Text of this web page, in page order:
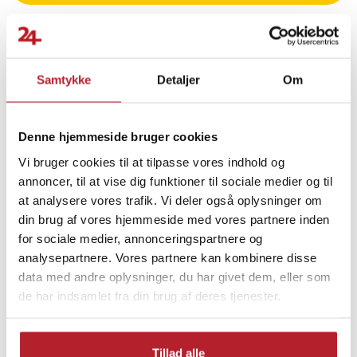
Samtykke Detaljer Om
Denne hjemmeside bruger cookies
Vi bruger cookies til at tilpasse vores indhold og
annoncer, til at vise dig funktioner til sociale medier og til
at analysere vores trafik. Vi deler også oplysninger om
din brug af vores hjemmeside med vores partnere inden
for sociale medier, annonceringspartnere og
analysepartnere. Vores partnere kan kombinere disse
data med andre oplysninger, du har givet dem, eller som
de har indsamlet fra din brug af deres tjenester.
Tillad alle
Enkel tilkobling og fleksibel plassering
GMKtec G3S har flere tilkoblingsmuligheter for eksterne enheter
2.0-utganger og Gigabit Ethernet (RJ45). Trådløs tilkobling skjer via
Wi-Fi 5 og Bluetooth 5.0, noe som gjør det enkelt å koble til både
Med VESA-støtte kan datamaskinen monteres bak en skjerm for en
ryddig og plassbesparende arbeidsflate.
Spesifikasjoner
- Produsent: GMKtec
- Modell: G3S
- Prosessor: Intel N95, opptil 3,4 GHz
- Strømforbruk: 15 W
- RAM: 8 GB DDR4 2666
- Lagringsstøtte: M.2 2280 (opptil 8 TB), total maksimal kapasitet 16
Finde gode tilbud
Mini-PC